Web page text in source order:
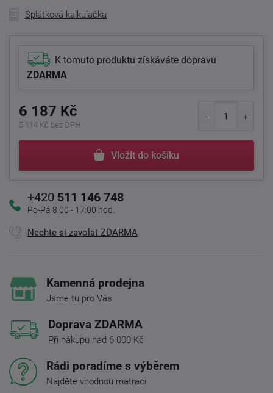
Splátková kalkulačka
K tomuto produktu získáváte dopravu
ZDARMA
6 187 Kč
5 114 Kč bez DPH
Vložit do košíku
+420 511 146 748
Po-Pá 8:00 - 17:00 hod.
Nechte si zavolat ZDARMA
Kamenná prodejna
Jsme tu pro Vás
Doprava ZDARMA
Při nákupu nad 6 000 Kč
Rádi poradíme s výběrem
Najděte vhodnou matraci